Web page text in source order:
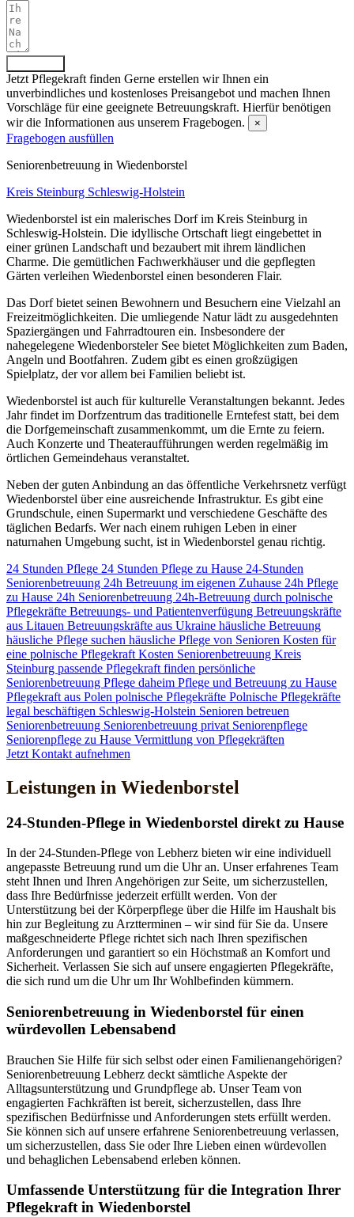
Jetzt Pflegekraft finden Gerne erstellen wir Ihnen ein
unverbindliches und kostenloses Preisangebot und machen Ihnen
Vorschläge für eine geeignete Betreuungskraft. Hierfür benötigen
wir die Informationen aus unserem Fragebogen.
×
Fragebogen ausfüllen
Senioren­betreuung in Wiedenborstel
Kreis Steinburg Schleswig-Holstein
Wiedenborstel ist ein malerisches Dorf im Kreis Steinburg in
Schleswig-Holstein. Die idyllische Ortschaft liegt eingebettet in
einer grünen Landschaft und bezaubert mit ihrem ländlichen
Charme. Die gemütlichen Fachwerkhäuser und die gepflegten
Gärten verleihen Wiedenborstel einen besonderen Flair.
Das Dorf bietet seinen Bewohnern und Besuchern eine Vielzahl an
Freizeitmöglichkeiten. Die umliegende Natur lädt zu ausgedehnten
Spaziergängen und Fahrradtouren ein. Insbesondere der
nahegelegene Wiedenborsteler See bietet Möglichkeiten zum Baden,
Angeln und Bootfahren. Zudem gibt es einen großzügigen
Spielplatz, der vor allem bei Familien beliebt ist.
Wiedenborstel ist auch für kulturelle Veranstaltungen bekannt. Jedes
Jahr findet im Dorfzentrum das traditionelle Erntefest statt, bei dem
die Dorfgemeinschaft zusammenkommt, um die Ernte zu feiern.
Auch Konzerte und Theateraufführungen werden regelmäßig im
örtlichen Gemeindehaus veranstaltet.
Neben der guten Anbindung an das öffentliche Verkehrsnetz verfügt
Wiedenborstel über eine ausreichende Infrastruktur. Es gibt eine
Grundschule, einen Supermarkt und verschiedene Geschäfte des
täglichen Bedarfs. Wer nach einem ruhigen Leben in einer
naturnahen Umgebung sucht, ist in Wiedenborstel genau richtig.
24 Stunden Pflege 24 Stunden Pflege zu Hause 24-Stunden
Seniorenbetreuung 24h Betreuung im eigenen Zuhause 24h Pflege
zu Hause 24h Seniorenbetreuung 24h-Betreuung durch polnische
Pflegekräfte Betreuungs- und Patientenverfügung Betreuungskräfte
aus Litauen Betreuungskräfte aus Ukraine häusliche Betreuung
häusliche Pflege suchen häusliche Pflege von Senioren Kosten für
eine polnische Pflegekraft Kosten Seniorenbetreuung Kreis
Steinburg passende Pflegekraft finden persönliche
Seniorenbetreuung Pflege daheim Pflege und Betreuung zu Hause
Pflegekraft aus Polen polnische Pflegekräfte Polnische Pflegekräfte
legal beschäftigen Schleswig-Holstein Senioren betreuen
Seniorenbetreuung Seniorenbetreuung privat Seniorenpflege
Seniorenpflege zu Hause Vermittlung von Pflegekräften
Jetzt Kontakt aufnehmen
Leistungen in Wiedenborstel
24-Stunden-Pflege in Wiedenborstel direkt zu Hause
In der 24-Stunden-Pflege von Lebherz bieten wir eine individuell
angepasste Betreuung rund um die Uhr an. Unser erfahrenes Team
steht Ihnen und Ihren Angehörigen zur Seite, um sicherzustellen,
dass Ihre Bedürfnisse jederzeit erfüllt werden. Von der
Unterstützung bei der Körperpflege über die Hilfe im Haushalt bis
hin zur Begleitung zu Arztterminen – wir sind für Sie da. Unsere
maßgeschneiderte Pflege richtet sich nach Ihren spezifischen
Anforderungen und garantiert so ein Höchstmaß an Komfort und
Sicherheit. Verlassen Sie sich auf unsere engagierten Pflegekräfte,
die sich rund um die Uhr um Ihr Wohlbefinden kümmern.
Senioren­betreuung in Wiedenborstel für einen
würdevollen Lebensabend
Brauchen Sie Hilfe für sich selbst oder einen Familienangehörigen?
Seniorenbetreuung Lebherz deckt sämtliche Aspekte der
Alltagsunterstützung und Grundpflege ab. Unser Team von
engagierten Fachkräften ist bereit, sicherzustellen, dass Ihre
spezifischen Bedürfnisse und Anforderungen stets erfüllt werden.
Sie können sich auf unsere erfahrene Seniorenbetreuung verlassen,
um sicherzustellen, dass Sie oder Ihre Lieben einen würdevollen
und behaglichen Lebensabend erleben können.
Umfassende Unterstützung für die Integration Ihrer
Pflegekraft in Wiedenborstel